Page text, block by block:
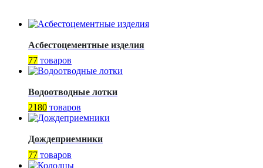
Асбестоцементные изделия
77 товаров
Водоотводные лотки
2180 товаров
Дождеприемники
77 товаров